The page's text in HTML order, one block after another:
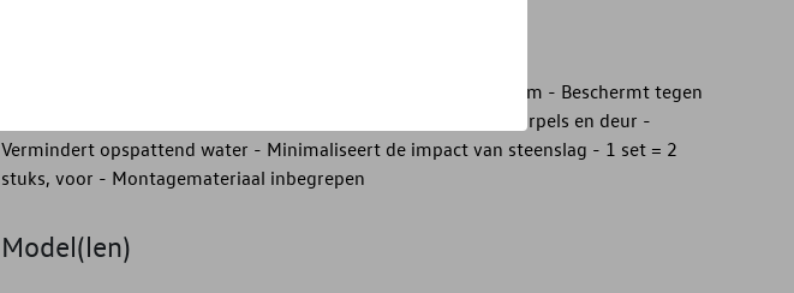
- Volkswagen originele spatlappen, voor - Duurzaam - Duurzaam - Beschermt tegen
krassen - Beschermt tegen vuil - Beschermt de bodemplaat, dorpels en deur -
Vermindert opspattend water - Minimaliseert de impact van steenslag - 1 set = 2
stuks, voor - Montagemateriaal inbegrepen
Model(len)